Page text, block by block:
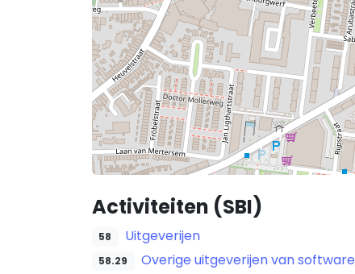
Activiteiten (SBI)
58 Uitgeverijen
58.29 Overige uitgeverijen van software